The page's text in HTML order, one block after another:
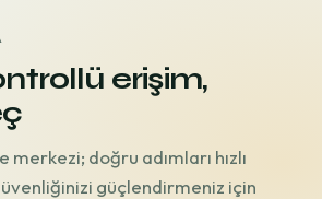
erişim,
doğru adımları hızlı
güçlendirmeniz için